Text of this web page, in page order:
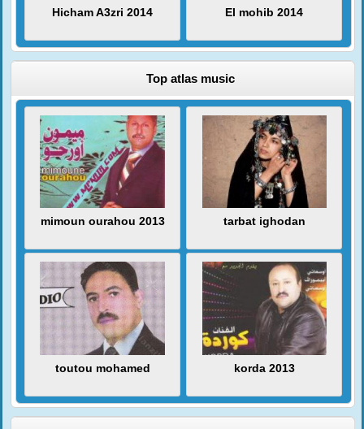
Hicham A3zri 2014 El mohib 2014
Top atlas music
mimoun ourahou 2013 tarbat ighodan
toutou mohamed korda 2013